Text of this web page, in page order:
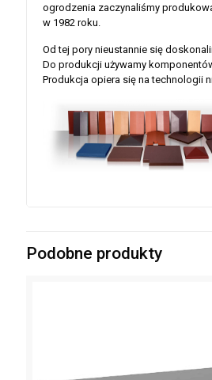
ogrodzenia zaczynaliśmy
w 1982 roku.
Od tej pory nieustannie się
Do produkcji używamy
Produkcja opiera się na technologii
Podobne produkty